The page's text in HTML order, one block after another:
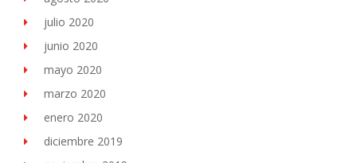
julio 2020
junio 2020
mayo 2020
marzo 2020
enero 2020
diciembre 2019